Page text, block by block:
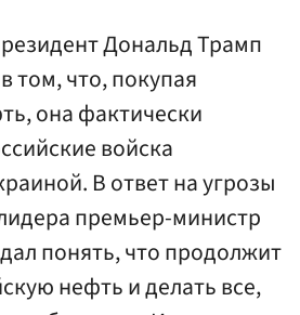
Дональд Трамп
том, что, покупая
она фактически
войска
В ответ на угрозы
премьер-министр
понять, что продолжит
нефть и делать все,